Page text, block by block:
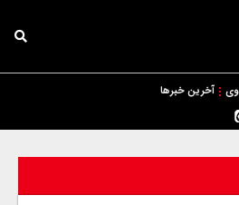
وی آخرین خبرها